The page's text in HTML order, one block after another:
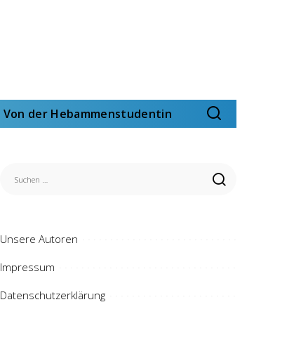
Von der Hebammenstudentin
Unsere Autoren
Impressum
Datenschutzerklärung